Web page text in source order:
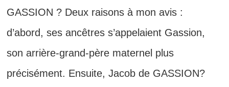
GASSION ? Deux raisons à mon avis :
d’abord, ses ancêtres s’appelaient Gassion,
son arrière-grand-père maternel plus
précisément. Ensuite, Jacob de GASSION?